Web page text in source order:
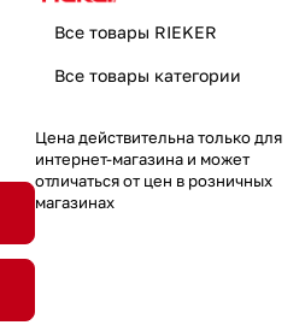
Все товары RIEKER
Все товары категории
Цена действительна только для
интернет-магазина и может
отличаться от цен в розничных
магазинах